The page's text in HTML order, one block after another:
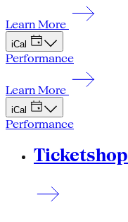
Learn More
iCal
Performance
Learn More
iCal
Performance
Ticketshop